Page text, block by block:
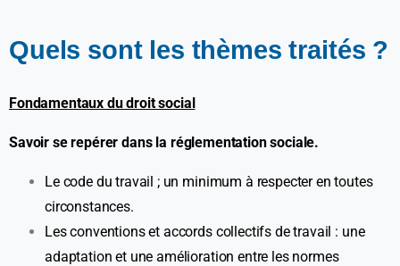
Quels sont les thèmes traités ?
Fondamentaux du droit social
Savoir se repérer dans la réglementation sociale.
Le code du travail ; un minimum à respecter en toutes
circonstances.
Les conventions et accords collectifs de travail : une
adaptation et une amélioration entre les normes